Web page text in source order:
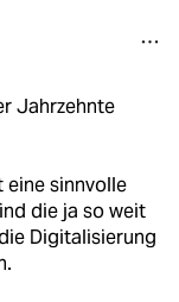
Jahrzehnte
eine sinnvolle
die ja so weit
Digitalisierung